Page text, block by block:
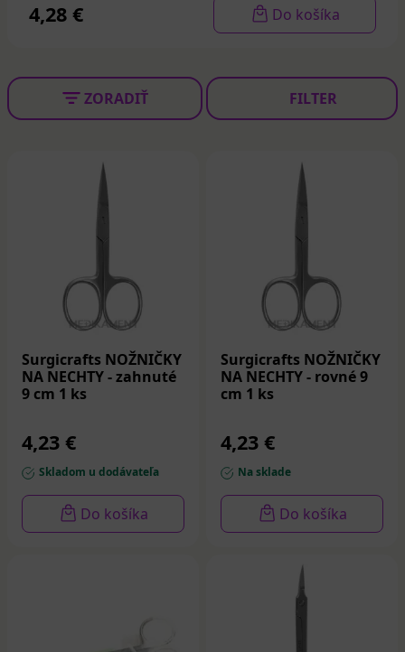
4,28 € Do košíka
ZORADIŤ FILTER
Surgicrafts NOŽNIČKY
NA NECHTY - zahnuté
9 cm 1 ks
4,23 €
Skladom u dodávateľa
Do košíka
Surgicrafts NOŽNIČKY
NA NECHTY - rovné 9
cm 1 ks
4,23 €
Na sklade
Do košíka